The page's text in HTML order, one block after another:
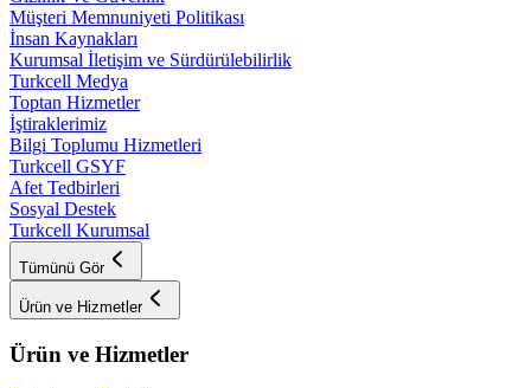
Müşteri Memnuniyeti Politikası
İnsan Kaynakları
Kurumsal İletişim ve Sürdürülebilirlik
Turkcell Medya
Toptan Hizmetler
İştiraklerimiz
Bilgi Toplumu Hizmetleri
Turkcell GSYF
Afet Tedbirleri
Sosyal Destek
Turkcell Kurumsal
Tümünü Gör
Ürün ve Hizmetler
Ürün ve Hizmetler